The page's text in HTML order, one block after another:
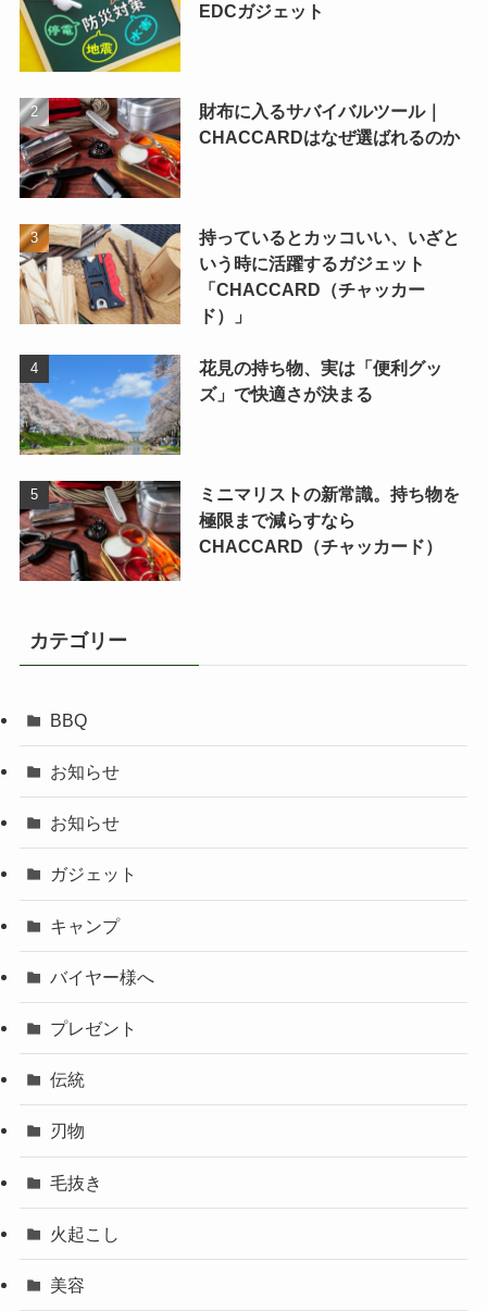
EDCガジェット
財布に入るサバイバルツール｜
CHACCARDはなぜ選ばれるのか
持っているとカッコいい、いざと
いう時に活躍するガジェット
「CHACCARD（チャッカー
ド）」
花見の持ち物、実は「便利グッ
ズ」で快適さが決まる
ミニマリストの新常識。持ち物を
極限まで減らすなら
CHACCARD（チャッカード）
カテゴリー
BBQ
お知らせ
お知らせ
ガジェット
キャンプ
バイヤー様へ
プレゼント
伝統
刃物
毛抜き
火起こし
美容